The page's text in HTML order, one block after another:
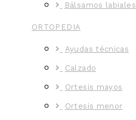
Bálsamos labiales
ORTOPEDIA
Ayudas técnicas
Calzado
Ortesis mayos
Ortesis menor